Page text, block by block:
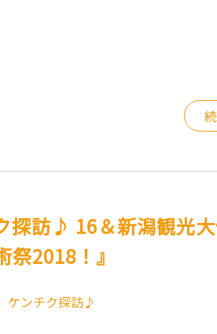
探訪♪ 16＆新潟観光
祭2018！』
ケンチク探訪♪